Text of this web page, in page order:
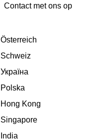
Сontact met ons op
Österreich
Schweiz
Україна
Polska
Hong Kong
Singapore
India